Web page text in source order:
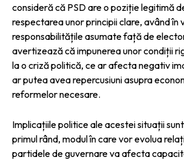
consideră că PSD are o poziție legitimă
respectarea unor principii clare, având în
responsabilitățile asumate față de
avertizează că impunerea unor condiții
la o criză politică, ce ar afecta negativ
ar putea avea repercusiuni asupra
reformelor necesare.
Implicațiile politice ale acestei situații
primul rând, modul în care vor evolua
partidele de guvernare va afecta